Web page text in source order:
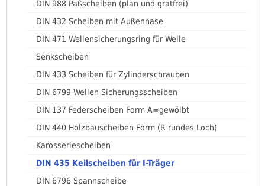
DIN 988 Paßscheiben (plan und gratfrei)
DIN 432 Scheiben mit Außennase
DIN 471 Wellensicherungsring für Welle
Senkscheiben
DIN 433 Scheiben für Zylinderschrauben
DIN 6799 Wellen Sicherungsscheiben
DIN 137 Federscheiben Form A=gewölbt
DIN 440 Holzbauscheiben Form (R rundes Loch)
Karosseriescheiben
DIN 435 Keilscheiben für I-Träger
DIN 6796 Spannscheibe